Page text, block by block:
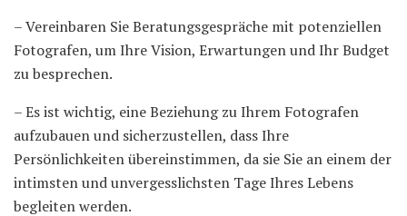
– Vereinbaren Sie Beratungsgespräche mit potenziellen
Fotografen, um Ihre Vision, Erwartungen und Ihr Budget
zu besprechen.
– Es ist wichtig, eine Beziehung zu Ihrem Fotografen
aufzubauen und sicherzustellen, dass Ihre
Persönlichkeiten übereinstimmen, da sie Sie an einem der
intimsten und unvergesslichsten Tage Ihres Lebens
begleiten werden.